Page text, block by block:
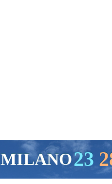
MILANO23